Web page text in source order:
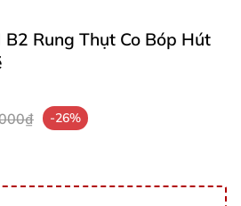
Rung Thụt Co Bóp Hút
-26%